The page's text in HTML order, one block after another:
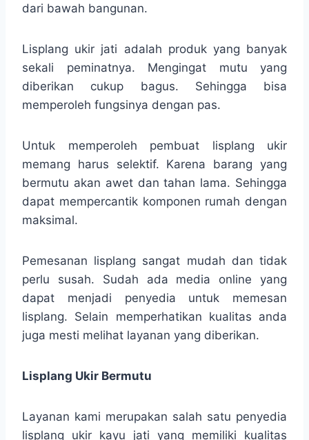
dari bawah bangunan.
Lisplang ukir jati adalah produk yang banyak
sekali peminatnya. Mengingat mutu yang
diberikan cukup bagus. Sehingga bisa
memperoleh fungsinya dengan pas.
Untuk memperoleh pembuat lisplang ukir
memang harus selektif. Karena barang yang
bermutu akan awet dan tahan lama. Sehingga
dapat mempercantik komponen rumah dengan
maksimal.
Pemesanan lisplang sangat mudah dan tidak
perlu susah. Sudah ada media online yang
dapat menjadi penyedia untuk memesan
lisplang. Selain memperhatikan kualitas anda
juga mesti melihat layanan yang diberikan.
Lisplang Ukir Bermutu
Layanan kami merupakan salah satu penyedia
lisplang ukir kayu jati yang memiliki kualitas